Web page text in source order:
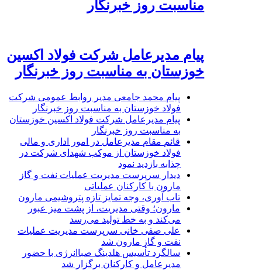
مناسبت روز خبرنگار
پیام مدیرعامل شرکت فولاد اکسین
خوزستان به مناسبت روز خبرنگار
پیام محمد جامعی مدیر روابط عمومی شرکت
فولاد خوزستان به مناسبت روز خبرنگار
پیام مدیرعامل شرکت فولاد اکسین خوزستان
به مناسبت روز خبرنگار
قائم مقام مدیرعامل در امور اداری و مالی
فولاد خوزستان از موکب شهدای شرکت در
چذابه بازدید نمود
دیدار سرپرست مدیریت عملیات نفت و گاز
مارون با کارکنان عملیاتی
تاب آوری، وجه تمایز تازه پتروشیمی مارون
مارون؛ وقتی مدیریت، از پشت میز عبور
می‌کند و به خط تولید می‌رسد
علی صفی خانی سرپرست مدیریت عملیات
نفت و گاز مارون شد
سالگرد تأسیس هلدینگ صباانرژی با حضور
مدیرعامل و کارکنان برگزار شد